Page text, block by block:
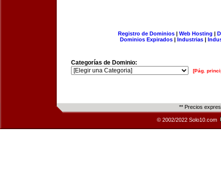
Registro de Dominios| Web Hosting |
Dominios Expirados | Industrias |
Categorías de Dominio:
[Pág.
** Precios
© 2002/2022 Solo10.com